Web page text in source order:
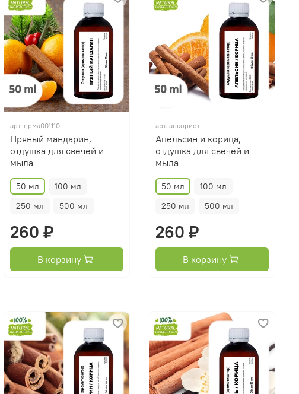
арт. прма001110
Пряный мандарин,
отдушка для свечей и
мыла
50 мл
100 мл
250 мл
500 мл
260 ₽
В корзину
арт. апкориот
Апельсин и корица,
отдушка для свечей и
мыла
50 мл
100 мл
250 мл
500 мл
260 ₽
В корзину